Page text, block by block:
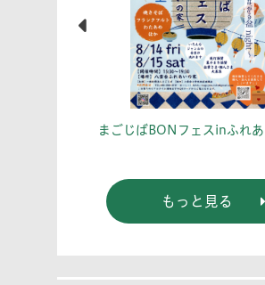
まごじばBONフェスinふれ
もっと見る